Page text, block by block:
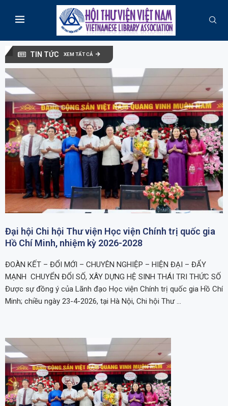
TIN TỨC XEM TẤT CẢ
Đại hội Chi hội Thư viện Học viện Chính trị quốc gia
Hồ Chí Minh, nhiệm kỳ 2026-2028
ĐOÀN KẾT – ĐỔI MỚI – CHUYÊN NGHIỆP – HIỆN ĐẠI – ĐẨY
MẠNH CHUYỂN ĐỔI SỐ, XÂY DỰNG HỆ SINH THÁI TRI THỨC SỐ
Được sự đồng ý của Lãnh đạo Học viện Chính trị quốc gia Hồ Chí
Minh; chiều ngày 23-4-2026, tại Hà Nội, Chi hội Thư …